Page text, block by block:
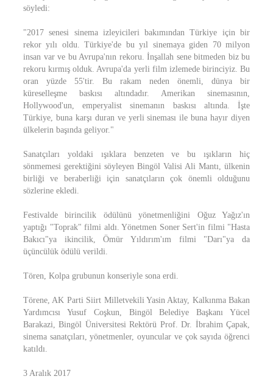
söyledi:
"2017 senesi sinema izleyicileri bakımından Türkiye için bir
rekor yılı oldu. Türkiye'de bu yıl sinemaya giden 70 milyon
insan var ve bu Avrupa'nın rekoru. İnşallah sene bitmeden biz bu
rekoru kırmış olduk. Avrupa'da yerli film izlemede birinciyiz. Bu
oran yüzde 55'tir. Bu rakam neden önemli, dünya bir
küreselleşme baskısı altındadır. Amerikan sinemasının,
Hollywood'un, emperyalist sinemanın baskısı altında. İşte
Türkiye, buna karşı duran ve yerli sineması ile buna hayır diyen
ülkelerin başında geliyor."
Sanatçıları yoldaki ışıklara benzeten ve bu ışıkların hiç
sönmemesi gerektiğini söyleyen Bingöl Valisi Ali Mantı, ülkenin
birliği ve beraberliği için sanatçıların çok önemli olduğunu
sözlerine ekledi.
Festivalde birincilik ödülünü yönetmenliğini Oğuz Yağız'ın
yaptığı "Toprak" filmi aldı. Yönetmen Soner Sert'in filmi "Hasta
Bakıcı"ya ikincilik, Ömür Yıldırım'ım filmi "Darı"ya da
üçüncülük ödülü verildi.
Tören, Kolpa grubunun konseriyle sona erdi.
Törene, AK Parti Siirt Milletvekili Yasin Aktay, Kalkınma Bakan
Yardımcısı Yusuf Coşkun, Bingöl Belediye Başkanı Yücel
Barakazi, Bingöl Üniversitesi Rektörü Prof. Dr. İbrahim Çapak,
sinema sanatçıları, yönetmenler, oyuncular ve çok sayıda öğrenci
katıldı.
3 Aralık 2017